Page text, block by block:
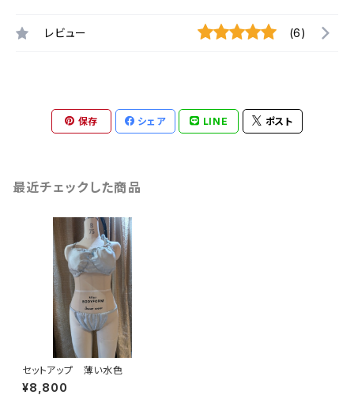
レビュー (6)
保存 シェア LINE ポスト
最近チェックした商品
セットアップ 薄い水色
¥8,800